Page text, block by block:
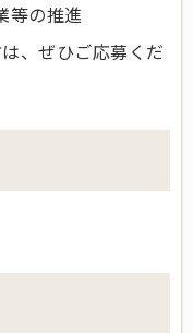
等の推進
、ぜひご応募くだ